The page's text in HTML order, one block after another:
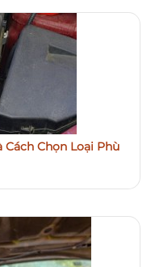
Cách Chọn Loại Phù